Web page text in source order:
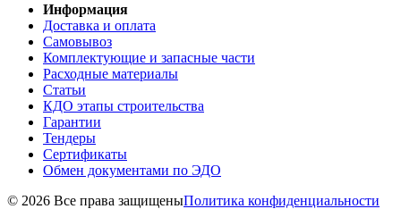
Информация
Доставка и оплата
Самовывоз
Комплектующие и запасные части
Расходные материалы
Статьи
КДО этапы строительства
Гарантии
Тендеры
Сертификаты
Обмен документами по ЭДО
© 2026 Все права защищеныПолитика конфиденциальности